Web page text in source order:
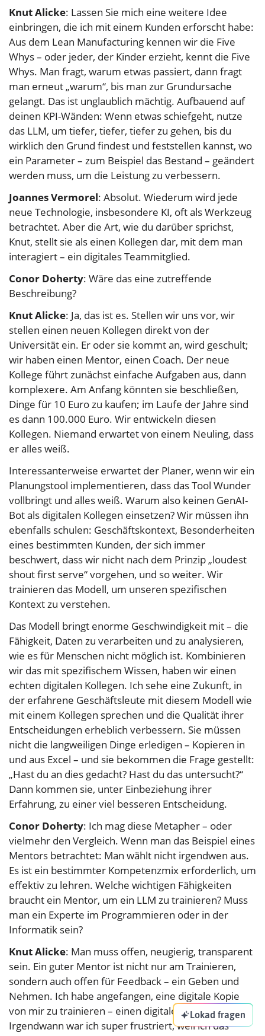
Knut Alicke: Lassen Sie mich eine weitere Idee
einbringen, die ich mit einem Kunden erforscht habe:
Aus dem Lean Manufacturing kennen wir die Five
Whys – oder jeder, der Kinder erzieht, kennt die Five
Whys. Man fragt, warum etwas passiert, dann fragt
man erneut „warum“, bis man zur Grundursache
gelangt. Das ist unglaublich mächtig. Aufbauend auf
deinen KPI-Wänden: Wenn etwas schiefgeht, nutze
das LLM, um tiefer, tiefer, tiefer zu gehen, bis du
wirklich den Grund findest und feststellen kannst, wo
ein Parameter – zum Beispiel das Bestand – geändert
werden muss, um die Leistung zu verbessern.
Joannes Vermorel: Absolut. Wiederum wird jede
neue Technologie, insbesondere KI, oft als Werkzeug
betrachtet. Aber die Art, wie du darüber sprichst,
Knut, stellt sie als einen Kollegen dar, mit dem man
interagiert – ein digitales Teammitglied.
Conor Doherty: Wäre das eine zutreffende
Beschreibung?
Knut Alicke: Ja, das ist es. Stellen wir uns vor, wir
stellen einen neuen Kollegen direkt von der
Universität ein. Er oder sie kommt an, wird geschult;
wir haben einen Mentor, einen Coach. Der neue
Kollege führt zunächst einfache Aufgaben aus, dann
komplexere. Am Anfang könnten sie beschließen,
Dinge für 10 Euro zu kaufen; im Laufe der Jahre sind
es dann 100.000 Euro. Wir entwickeln diesen
Kollegen. Niemand erwartet von einem Neuling, dass
er alles weiß.
Interessanterweise erwartet der Planer, wenn wir ein
Planungstool implementieren, dass das Tool Wunder
vollbringt und alles weiß. Warum also keinen GenAI-
Bot als digitalen Kollegen einsetzen? Wir müssen ihn
ebenfalls schulen: Geschäftskontext, Besonderheiten
eines bestimmten Kunden, der sich immer
beschwert, dass wir nicht nach dem Prinzip „loudest
shout first serve“ vorgehen, und so weiter. Wir
trainieren das Modell, um unseren spezifischen
Kontext zu verstehen.
Das Modell bringt enorme Geschwindigkeit mit – die
Fähigkeit, Daten zu verarbeiten und zu analysieren,
wie es für Menschen nicht möglich ist. Kombinieren
wir das mit spezifischem Wissen, haben wir einen
echten digitalen Kollegen. Ich sehe eine Zukunft, in
der erfahrene Geschäftsleute mit diesem Modell wie
mit einem Kollegen sprechen und die Qualität ihrer
Entscheidungen erheblich verbessern. Sie müssen
nicht die langweiligen Dinge erledigen – Kopieren in
und aus Excel – und sie bekommen die Frage gestellt:
„Hast du an dies gedacht? Hast du das untersucht?“
Dann kommen sie, unter Einbeziehung ihrer
Erfahrung, zu einer viel besseren Entscheidung.
Conor Doherty: Ich mag diese Metapher – oder
vielmehr den Vergleich. Wenn man das Beispiel eines
Mentors betrachtet: Man wählt nicht irgendwen aus.
Es ist ein bestimmter Kompetenzmix erforderlich, um
effektiv zu lehren. Welche wichtigen Fähigkeiten
braucht ein Mentor, um ein LLM zu trainieren? Muss
man ein Experte im Programmieren oder in der
Informatik sein?
Knut Alicke: Man muss offen, neugierig, transparent
sein. Ein guter Mentor ist nicht nur am Trainieren,
sondern auch offen für Feedback – ein Geben und
Nehmen. Ich habe angefangen, eine digitale Kopie
von mir zu trainieren – einen digitalen Knut.
Irgendwann war ich super frustriert, weil ich das
Lokad fragen